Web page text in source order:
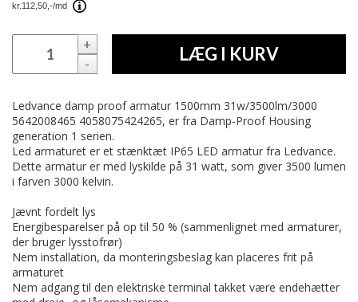
+
-
LÆG I KURV
Ledvance damp proof armatur 1500mm 31w/3500lm/3000
5642008465 4058075424265, er fra Damp-Proof Housing
generation 1 serien.
Led armaturet er et stænktæt IP65 LED armatur fra Ledvance.
Dette armatur er med lyskilde på 31 watt, som giver 3500 lumen
i farven 3000 kelvin.
Jævnt fordelt lys
Energibesparelser på op til 50 % (sammenlignet med armaturer,
der bruger lysstofrør)
Nem installation, da monteringsbeslag kan placeres frit på
armaturet
Nem adgang til den elektriske terminal takket være endehætter